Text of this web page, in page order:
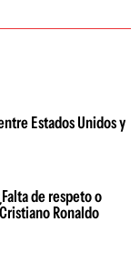
Estados Unidos y
de respeto o
Ronaldo